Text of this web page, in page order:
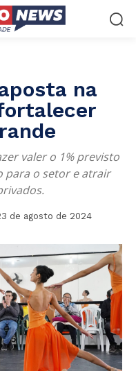
na
valer o 1% previsto
para o setor e atrair
de agosto de 2024